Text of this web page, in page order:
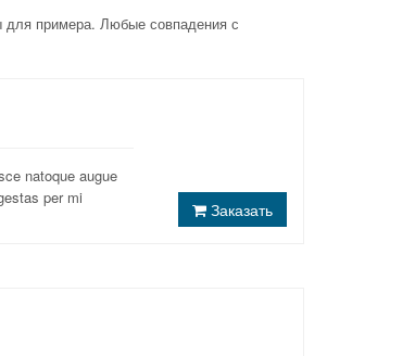
примера. Любые совпадения с
natoque augue
per mi
Заказать